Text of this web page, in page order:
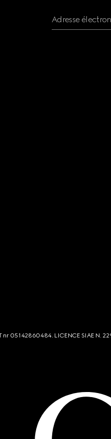
Adresse
nr 05142860484. LICENCE SIAE N.